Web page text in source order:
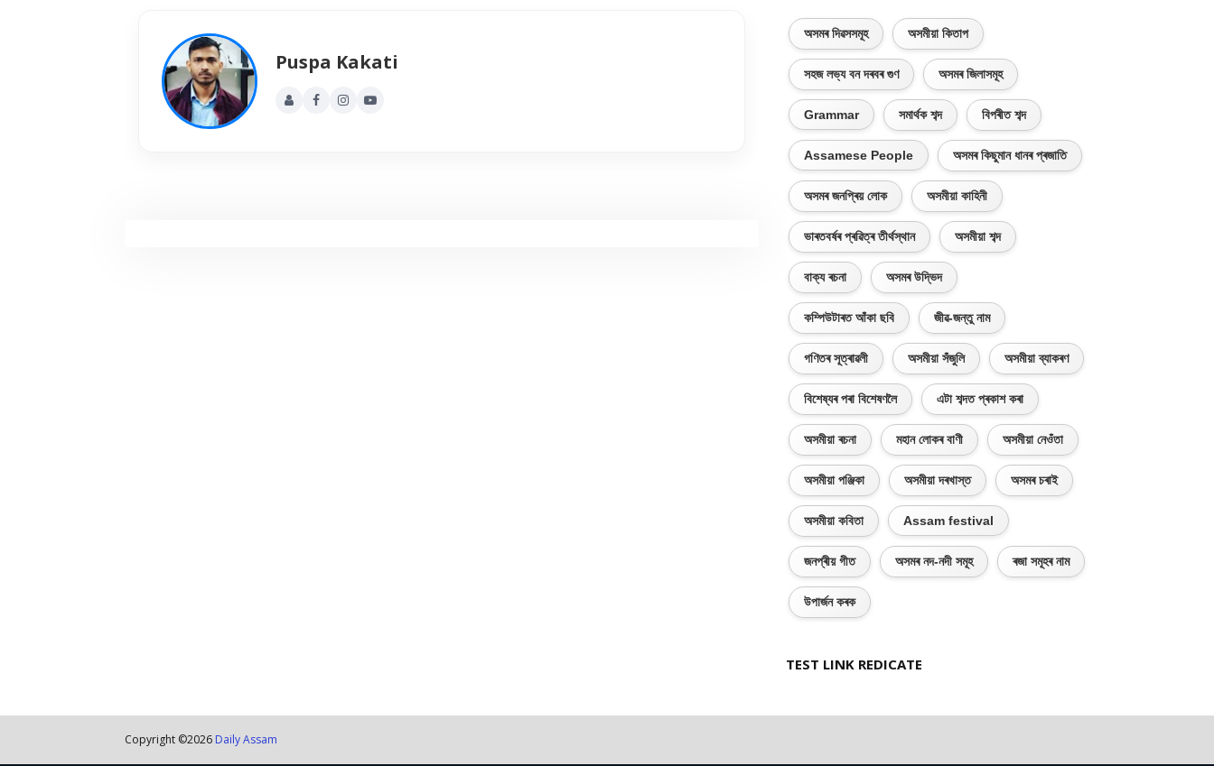
Puspa Kakati
অসমৰ দিৱসসমূহ অসমীয়া কিতাপ
সহজ লভ্য বন দৰবৰ গুণ অসমৰ জিলাসমূহ
Grammar সমাৰ্থক শব্দ বিপৰীত শব্দ
Assamese People অসমৰ কিছুমান ধানৰ প্ৰজাতি
অসমৰ জনপ্ৰিয় লোক অসমীয়া কাহিনী
ভাৰতবৰ্ষৰ প্ৰৱিত্ৰ তীৰ্থস্থান অসমীয়া শব্দ
বাক্য ৰচনা অসমৰ উদ্ভিদ
কম্পিউটাৰত আঁকা ছবি জীৱ-জন্তু নাম
গণিতৰ সূত্ৰাৱলী অসমীয়া সঁজুলি অসমীয়া ব্যাকৰণ
বিশেষ্যৰ পৰা বিশেষণলৈ এটা শব্দত প্ৰকাশ কৰা
অসমীয়া ৰচনা মহান লোকৰ বাণী অসমীয়া নেওঁতা
অসমীয়া পঞ্জিকা অসমীয়া দৰখাস্ত অসমৰ চৰাই
অসমীয়া কবিতা Assam festival
জনপ্ৰীয় গীত অসমৰ নদ-নদী সমূহ ৰজা সমূহৰ নাম
উপাৰ্জন কৰক
TEST LINK REDICATE
Copyright ©2026 Daily Assam